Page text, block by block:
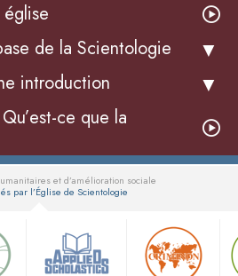
église
de la Scientologie
introduction
ce que la
et d’amélioration sociale
par l’Église de Scientologie